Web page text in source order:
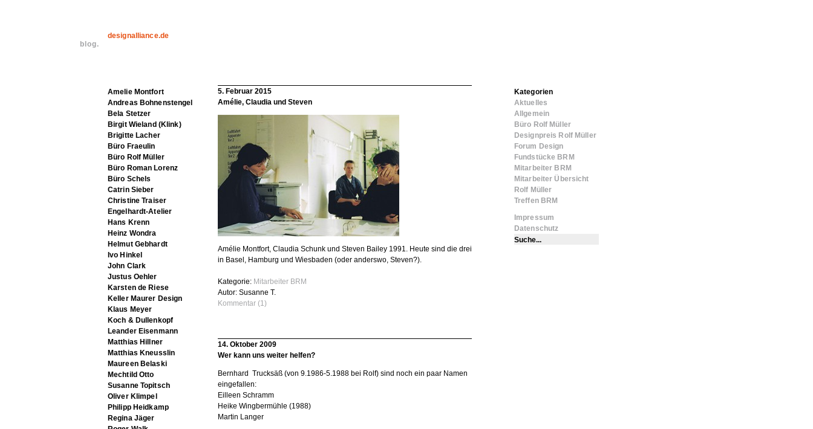
blog.
designalliance.de
5. Februar 2015
Amélie, Claudia und Steven
Amélie Montfort, Claudia Schunk und Steven Bailey 1991. Heute sind die drei
in Basel, Hamburg und Wiesbaden (oder anderswo, Steven?).
Kategorie: Mitarbeiter BRM
Autor: Susanne T.
Kommentar (1)
14. Oktober 2009
Wer kann uns weiter helfen?
Bernhard Trucksäß (von 9.1986-5.1988 bei Rolf) sind noch ein paar Namen
eingefallen:
Eilleen Schramm
Heike Wingbermühle (1988)
Martin Langer
Amelie Montfort
Andreas Bohnenstengel
Bela Stetzer
Birgit Wieland (Klink)
Brigitte Lacher
Büro Fraeulin
Büro Rolf Müller
Büro Roman Lorenz
Büro Schels
Catrin Sieber
Christine Traiser
Engelhardt-Atelier
Hans Krenn
Heinz Wondra
Helmut Gebhardt
Ivo Hinkel
John Clark
Justus Oehler
Karsten de Riese
Keller Maurer Design
Klaus Meyer
Koch & Dullenkopf
Leander Eisenmann
Matthias Hillner
Matthias Kneusslin
Maureen Belaski
Mechtild Otto
Susanne Topitsch
Oliver Klimpel
Philipp Heidkamp
Regina Jäger
Kategorien
Aktuelles
Allgemein
Büro Rolf Müller
Designpreis Rolf Müller
Forum Design
Fundstücke BRM
Mitarbeiter BRM
Mitarbeiter Übersicht
Rolf Müller
Treffen BRM
Impressum
Datenschutz